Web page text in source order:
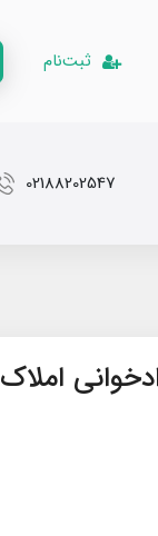
ثبت‌نام
02188202547
املاک